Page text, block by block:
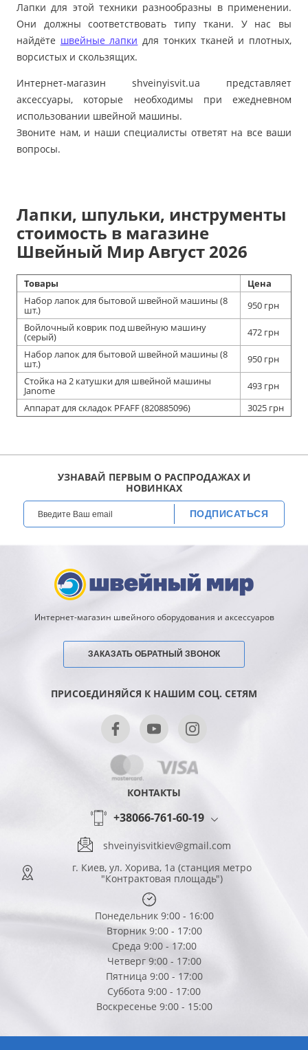
Лапки для этой техники разнообразны в применении.
Они должны соответствовать типу ткани. У нас вы
найдёте швейные лапки для тонких тканей и плотных,
ворсистых и скользящих.
Интернет-магазин shveinyisvit.ua представляет
аксессуары, которые необходимы при ежедневном
использовании швейной машины.
Звоните нам, и наши специалисты ответят на все ваши
вопросы.
Лапки, шпульки, инструменты
стоимость в магазине
Швейный Мир Август 2026
Товары
Цена
Набор лапок для бытовой швейной машины (8
шт.)
950 грн
Войлочный коврик под швейную машину
(серый)
472 грн
Набор лапок для бытовой швейной машины (8
шт.)
950 грн
Стойка на 2 катушки для швейной машины
Janome
493 грн
Аппарат для складок PFAFF (820885096)
3025 грн
УЗНАВАЙ ПЕРВЫМ О РАСПРОДАЖАХ И
НОВИНКАХ
ПОДПИСАТЬСЯ
Интернет-магазин швейного оборудования и аксессуаров
ЗАКАЗАТЬ ОБРАТНЫЙ ЗВОНОК
ПРИСОЕДИНЯЙСЯ К НАШИМ СОЦ. СЕТЯМ
КОНТАКТЫ
+38066-761-60-19
shveinyisvitkiev@gmail.com
г. Киев, ул. Хорива, 1а (станция метро
"Контрактовая площадь")
Понедельник 9:00 - 16:00
Вторник 9:00 - 17:00
Среда 9:00 - 17:00
Четверг 9:00 - 17:00
Пятница 9:00 - 17:00
Суббота 9:00 - 17:00
Воскресенье 9:00 - 15:00